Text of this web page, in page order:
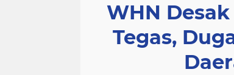
WHN
Tegas,